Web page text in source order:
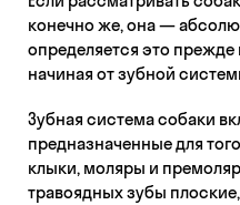
конечно же, она —
определяется это прежде
начиная от зубной
Зубная система собаки
предназначенные для
клыки, моляры и
травоядных зубы